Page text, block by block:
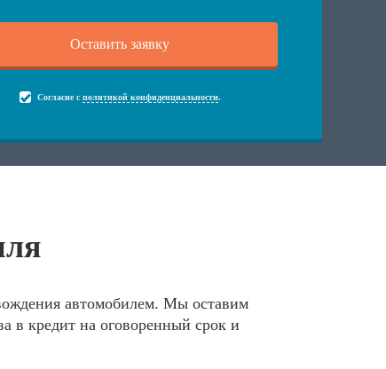
Согласие с политикой конфиденциальности.
автомобилем. Мы оставим
в кредит на оговоренный срок и